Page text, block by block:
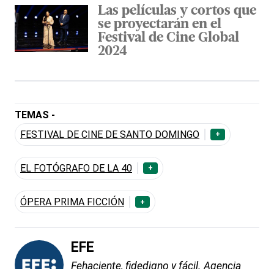
Las películas y cortos que
se proyectarán en el
Festival de Cine Global
2024
TEMAS -
FESTIVAL DE CINE DE SANTO DOMINGO
+
EL FOTÓGRAFO DE LA 40 +
ÓPERA PRIMA FICCIÓN +
EFE
Fehaciente, fidedigno y fácil. Agencia